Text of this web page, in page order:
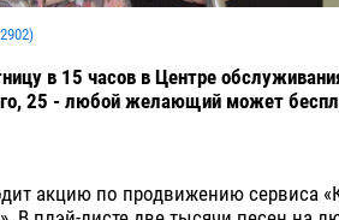
2902)
в 15 часов в Центре
25 - любой желающий может
акцию по продвижению сервиса